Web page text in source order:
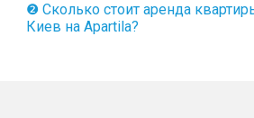
❷ Сколько стоит аренда
Киев на Apartila?